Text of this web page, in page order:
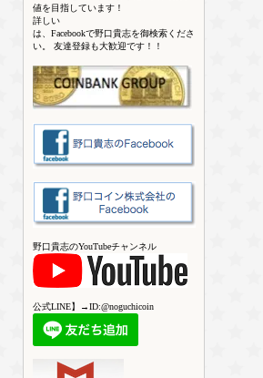
値を目指しています！
詳しい
は、Facebookで野口貴志を御検索くださ
い。 友達登録も大歓迎です！！
野口貴志のYouTubeチャンネル
公式LINE】→ID:@noguchicoin